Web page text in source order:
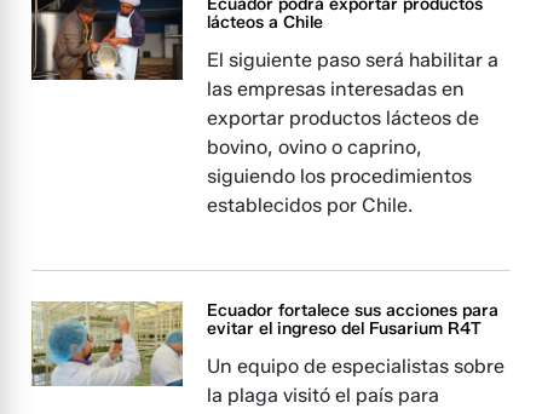
Ecuador podrá exportar productos
lácteos a Chile
El siguiente paso será habilitar a
las empresas interesadas en
exportar productos lácteos de
bovino, ovino o caprino,
siguiendo los procedimientos
establecidos por Chile.
Ecuador fortalece sus acciones para
evitar el ingreso del Fusarium R4T
Un equipo de especialistas sobre
la plaga visitó el país para